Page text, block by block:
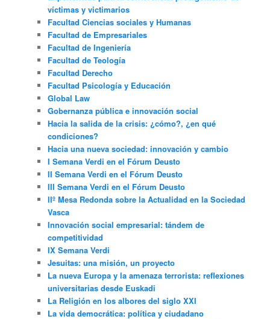
víctimas y victimarios
Facultad Ciencias sociales y Humanas
Facultad de Empresariales
Facultad de Ingeniería
Facultad de Teología
Facultad Derecho
Facultad Psicología y Educación
Global Law
Gobernanza pública e innovación social
Hacia la salida de la crisis: ¿cómo?, ¿en qué
condiciones?
Hacia una nueva sociedad: innovación y cambio
I Semana Verdi en el Fórum Deusto
II Semana Verdi en el Fórum Deusto
III Semana Verdi en el Fórum Deusto
IIº Mesa Redonda sobre la Actualidad en la Sociedad
Vasca
Innovación social empresarial: tándem de
competitividad
IX Semana Verdi
Jesuitas: una misión, un proyecto
La nueva Europa y la amenaza terrorista: reflexiones
universitarias desde Euskadi
La Religión en los albores del siglo XXI
La vida democrática: política y ciudadano